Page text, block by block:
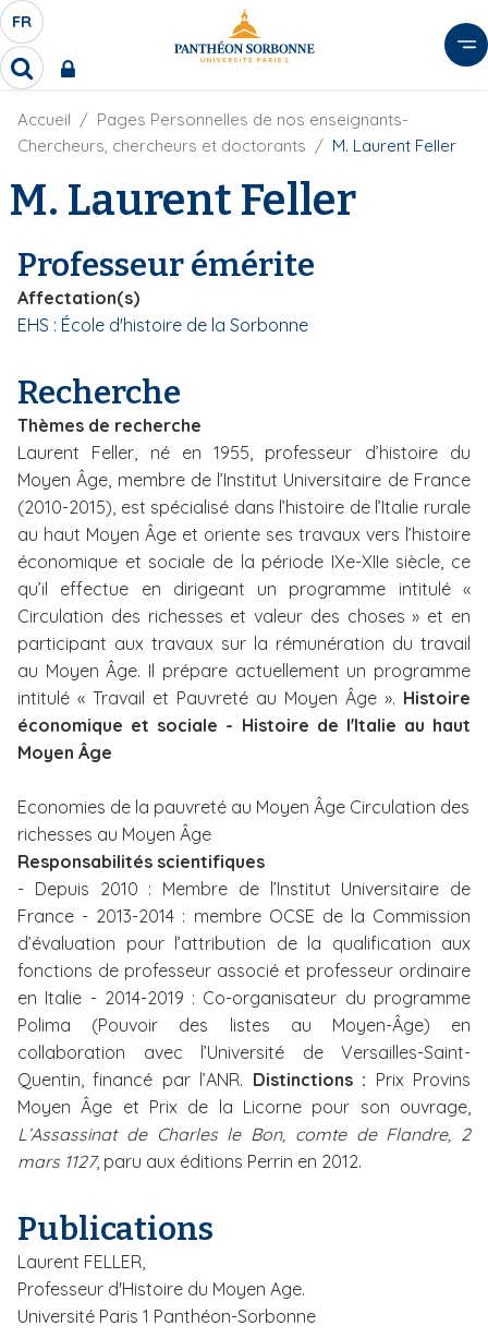
A
l
l
e
S
É
L
E
C
E
U
D
E
L
G
U
E
F
R
FR
R
c
h
r
c
e
r
F
i
'
A
i
n
e
Accueil
Pages Personnelles de nos enseignants-
Chercheurs, chercheurs et doctorants
M. Laurent Feller
M. Laurent Feller
Professeur émérite
Affectation(s)
EHS : École d'histoire de la Sorbonne
Recherche
Thèmes de recherche
Laurent Feller, né en 1955, professeur d’histoire du
Moyen Âge, membre de l’Institut Universitaire de France
(2010-2015), est spécialisé dans l’histoire de l’Italie rurale
au haut Moyen Âge et oriente ses travaux vers l’histoire
économique et sociale de la période IXe-XIIe siècle, ce
qu’il effectue en dirigeant un programme intitulé «
Circulation des richesses et valeur des choses » et en
participant aux travaux sur la rémunération du travail
au Moyen Âge. Il prépare actuellement un programme
intitulé « Travail et Pauvreté au Moyen Âge ». Histoire
économique et sociale - Histoire de l'Italie au haut
Moyen Âge
Economies de la pauvreté au Moyen Âge Circulation des
richesses au Moyen Âge
Responsabilités scientifiques
- Depuis 2010 : Membre de l’Institut Universitaire de
France - 2013-2014 : membre OCSE de la Commission
d’évaluation pour l’attribution de la qualification aux
fonctions de professeur associé et professeur ordinaire
en Italie - 2014-2019 : Co-organisateur du programme
Polima (Pouvoir des listes au Moyen-Âge) en
collaboration avec l’Université de Versailles-Saint-
Quentin, financé par l’ANR. Distinctions : Prix Provins
Moyen Âge et Prix de la Licorne pour son ouvrage,
L’Assassinat de Charles le Bon, comte de Flandre, 2
mars 1127, paru aux éditions Perrin en 2012.
Publications
Laurent FELLER,
Professeur d'Histoire du Moyen Age.
Université Paris 1 Panthéon-Sorbonne